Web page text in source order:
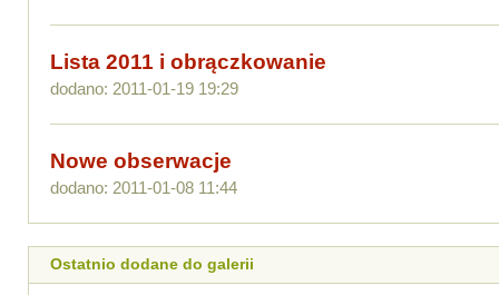
Lista 2011 i obrączkowanie
dodano: 2011-01-19 19:29
Nowe obserwacje
dodano: 2011-01-08 11:44
Ostatnio dodane do galerii